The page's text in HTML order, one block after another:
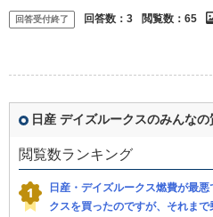
ク...
回答受付終了 回答数： 3 閲覧数： 65
日産 デイズルークスのみんな
閲覧数ランキング
日産・デイズルークス燃費が最
クスを買ったのですが、それま